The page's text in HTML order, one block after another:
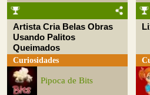
Artista Cria Belas Obras
Usando Palitos
Queimados
Curiosidades
Pipoca de Bits